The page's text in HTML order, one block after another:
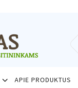
APIE PRODUKTUS